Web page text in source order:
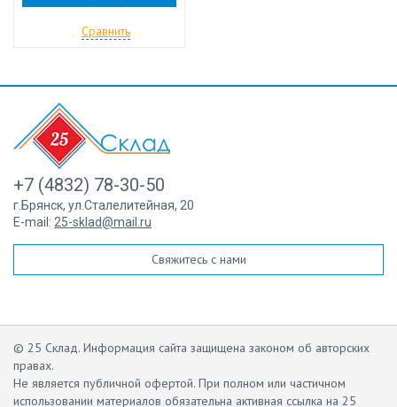
Сравнить
+7 (4832) 78-30-50
г.Брянск, ул.Сталелитейная, 20
E-mail: 25-sklad@mail.ru
Свяжитесь с нами
© 25 Склад. Информация сайта защищена законом об авторских
правах.
Не является публичной офертой. При полном или частичном
использовании материалов обязательна активная ссылка на 25